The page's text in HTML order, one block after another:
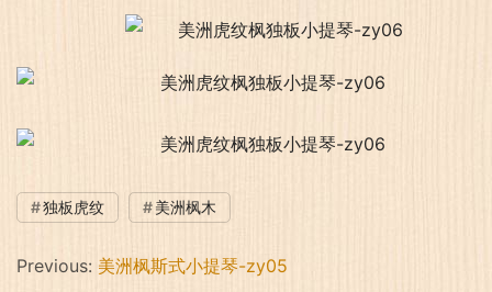
独板虎纹 美洲枫木
Previous: 美洲枫斯式小提琴-zy05